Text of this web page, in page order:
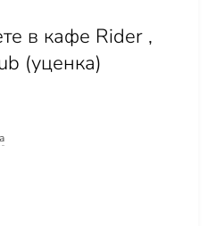
в кафе Rider ,
(уценка)